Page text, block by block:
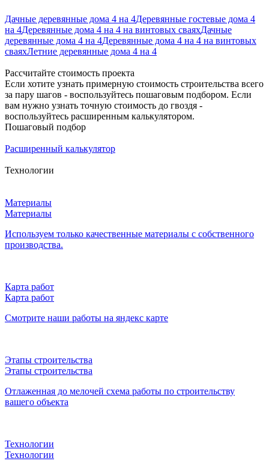
Дачные деревянные дома 4 на 4Деревянные гостевые дома 4
на 4Деревянные дома 4 на 4 на винтовых сваяхДачные
деревянные дома 4 на 4Деревянные дома 4 на 4 на винтовых
сваяхЛетние деревянные дома 4 на 4
Рассчитайте стоимость проекта
Если хотите узнать примерную стоимость строительства всего
за пару шагов - воспользуйтесь пошаговым подбором. Если
вам нужно узнать точную стоимость до гвоздя -
воспользуйтесь расширенным калькулятором.
Пошаговый подбор
Расширенный калькулятор
Технологии
Материалы
Материалы
Используем только качественные материалы с собственного
производства.
Карта работ
Карта работ
Смотрите наши работы на яндекс карте
Этапы строительства
Этапы строительства
Отлаженная до мелочей схема работы по строительству
вашего объекта
Технологии
Технологии